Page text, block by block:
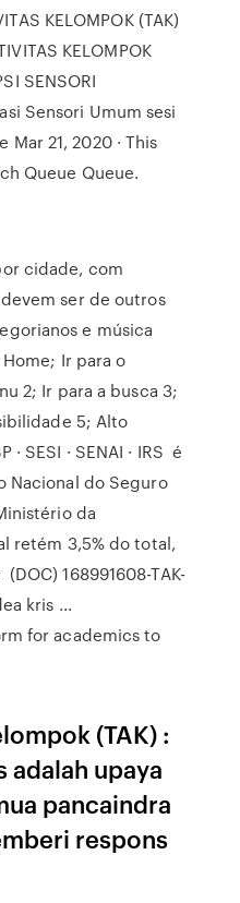
KELOMPOK (TAK)
KELOMPOK
SENSORI
Sensori Umum sesi
21, 2020 · This
Queue Queue.
cidade, com
ser de outros
e música
Ir para o
2; Ir para a busca 3;
5; Alto
· SESI · SENAI · IRS é
Nacional do Seguro
da
retém 3,5% do total,
168991608-TAK-
kris ...
for academics to
(TAK) :
adalah upaya
pancaindra
respons